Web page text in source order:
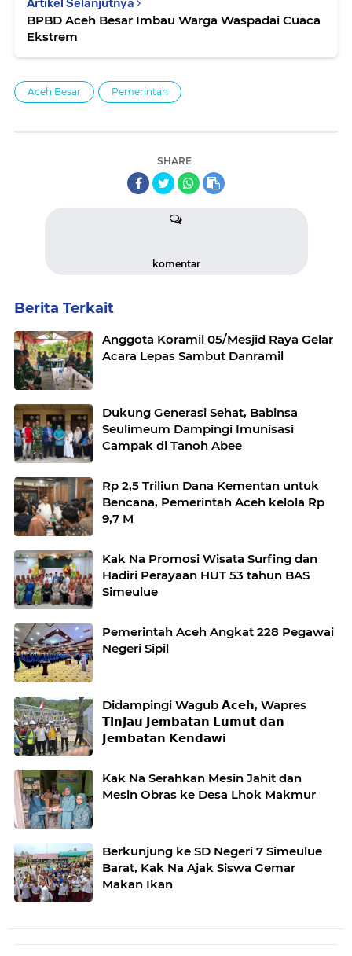
BPBD Aceh Besar Imbau Warga Waspadai Cuaca
Ekstrem
Aceh Besar Pemerintah
SHARE
komentar
Berita Terkait
Anggota Koramil 05/Mesjid Raya Gelar
Acara Lepas Sambut Danramil
Dukung Generasi Sehat, Babinsa
Seulimeum Dampingi Imunisasi
Campak di Tanoh Abee
Rp 2,5 Triliun Dana Kementan untuk
Bencana, Pemerintah Aceh kelola Rp
9,7 M
Kak Na Promosi Wisata Surfing dan
Hadiri Perayaan HUT 53 tahun BAS
Simeulue
Pemerintah Aceh Angkat 228 Pegawai
Negeri Sipil
Didampingi Wagub 𝗔𝗰𝗲𝗵, Wapres
𝗧𝗶𝗻𝗷𝗮𝘂 𝗝𝗲𝗺𝗯𝗮𝘁𝗮𝗻 𝗟𝘂𝗺𝘂𝘁 𝗱𝗮𝗻
𝗝𝗲𝗺𝗯𝗮𝘁𝗮𝗻 𝗞𝗲𝗻𝗱𝗮𝘄𝗶
Kak Na Serahkan Mesin Jahit dan
Mesin Obras ke Desa Lhok Makmur
Berkunjung ke SD Negeri 7 Simeulue
Barat, Kak Na Ajak Siswa Gemar
Makan Ikan